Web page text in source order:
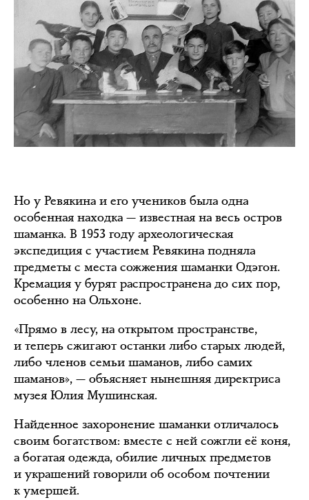
Но у Ревякина и его учеников была одна
особенная находка — известная на весь остров
шаманка. В 1953 году археологическая
экспедиция с участием Ревякина подняла
предметы с места сожжения шаманки Одэгон.
Кремация у бурят распространена до сих пор,
особенно на Ольхоне.
«Прямо в лесу, на открытом пространстве,
и теперь сжигают останки либо старых людей,
либо членов семьи шаманов, либо самих
шаманов», — объясняет нынешняя директриса
музея Юлия Мушинская.
Найденное захоронение шаманки отличалось
своим богатством: вместе с ней сожгли её коня,
а богатая одежда, обилие личных предметов
и украшений говорили об особом почтении
к умершей.